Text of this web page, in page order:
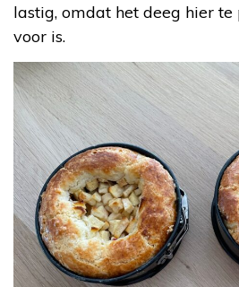
lastig, omdat het deeg hier
voor is.